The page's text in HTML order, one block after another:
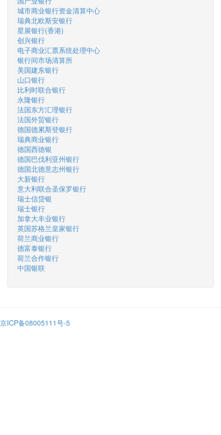
城市商业银行资金清算中心
瑞典北欧斯安银行
星展银行(香港)
创兴银行
电子商业汇票系统处理中心
银行间市场清算所
美国建东银行
山口银行
比利时联合银行
永隆银行
法国东方汇理银行
法国外贸银行
德国德累斯登银行
瑞典商业银行
德国西德银
德国巴伐利亚州银行
德国北德意志州银行
大新银行
意大利联合圣保罗银行
瑞士信贷银
瑞士银行
加拿大丰业银行
英国苏格兰皇家银行
荷兰商业银行
德富泰银行
荷兰合作银行
中国银联
京ICP备08005111号-5